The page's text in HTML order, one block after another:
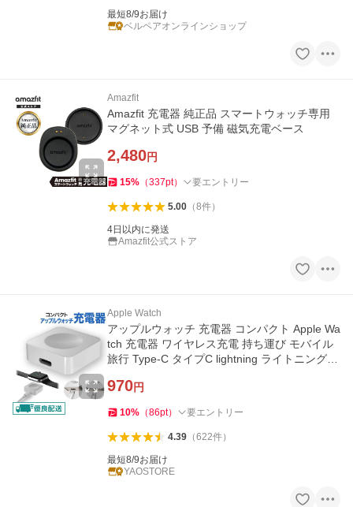
最短8/9お届け
ベルペアオンラインショップ
Amazfit
Amazfit 充電器 純正品 スマートウォッチ専用
マグネット式 USB 予備 磁気充電ベース
2,480円
15% （337pt） 要エントリー
5.00（8件）
4日以内に発送
Amazfit公式ストア
Apple Watch
アップルウォッチ 充電器 コンパクト Apple Wa
tch 充電器 ワイヤレス充電 持ち運び モバイル
旅行 Type-C タイプC lightning ライトニング
970円
10% （86pt） 要エントリー
4.39（622件）
最短8/9お届け
YAOSTORE